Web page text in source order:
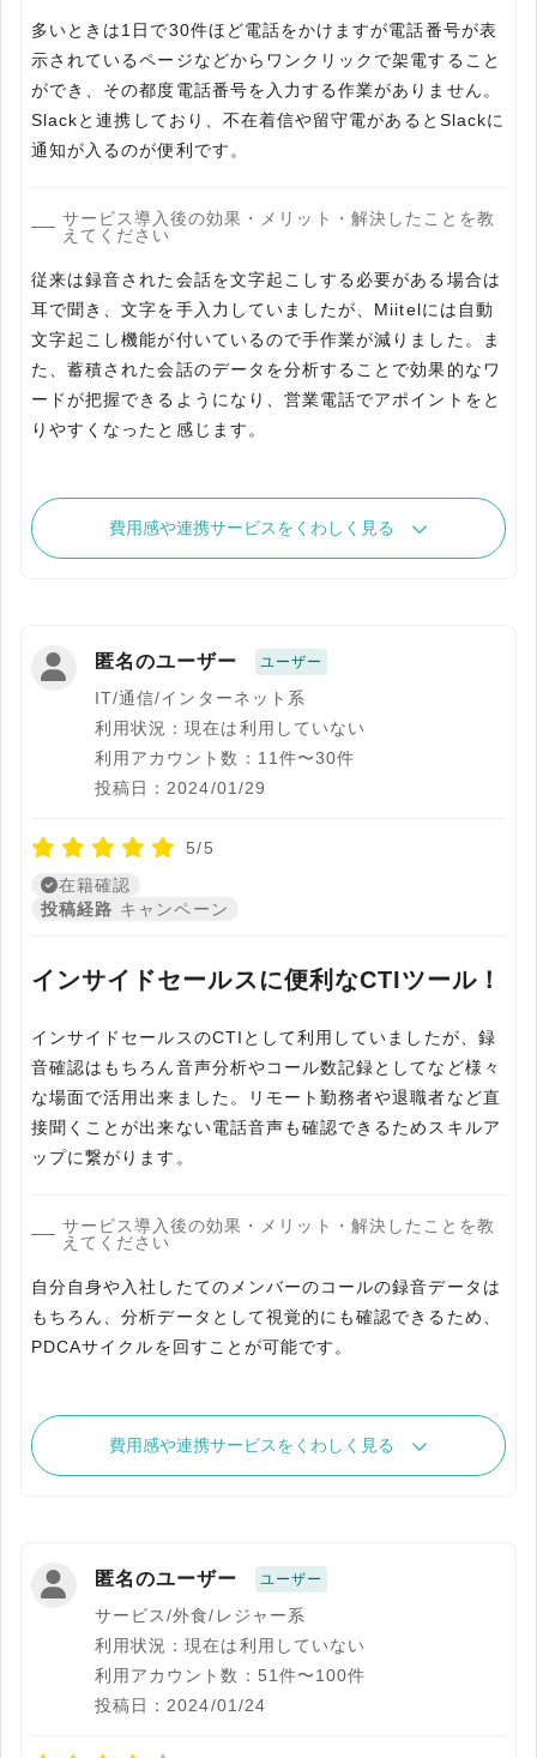
多いときは1日で30件ほど電話をかけますが電話番号が表
示されているページなどからワンクリックで架電すること
ができ、その都度電話番号を入力する作業がありません。
Slackと連携しており、不在着信や留守電があるとSlackに
通知が入るのが便利です。
サービス導入後の効果・メリット・解決したことを教
えてください
従来は録音された会話を文字起こしする必要がある場合は
耳で聞き、文字を手入力していましたが、Miitelには自動
文字起こし機能が付いているので手作業が減りました。ま
た、蓄積された会話のデータを分析することで効果的なワ
ードが把握できるようになり、営業電話でアポイントをと
りやすくなったと感じます。
費用感や連携サービスをくわしく見る
匿名のユーザー ユーザー
IT/通信/インターネット系
利用状況：現在は利用していない
利用アカウント数：11件〜30件
投稿日：2024/01/29
5/5
在籍確認
投稿経路 キャンペーン
インサイドセールスに便利なCTIツール！
インサイドセールスのCTIとして利用していましたが、録
音確認はもちろん音声分析やコール数記録としてなど様々
な場面で活用出来ました。リモート勤務者や退職者など直
接聞くことが出来ない電話音声も確認できるためスキルア
ップに繋がります。
サービス導入後の効果・メリット・解決したことを教
えてください
自分自身や入社したてのメンバーのコールの録音データは
もちろん、分析データとして視覚的にも確認できるため、
PDCAサイクルを回すことが可能です。
費用感や連携サービスをくわしく見る
匿名のユーザー ユーザー
サービス/外食/レジャー系
利用状況：現在は利用していない
利用アカウント数：51件〜100件
投稿日：2024/01/24